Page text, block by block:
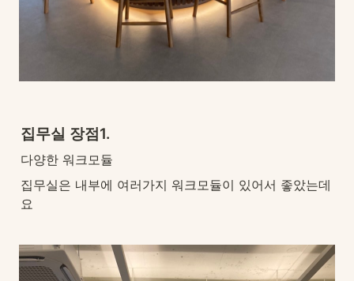
집무실 장점1.
다양한 워크모듈
집무실은 내부에 여러가지 워크모듈이 있어서 좋았는데
요